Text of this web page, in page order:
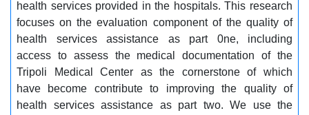
إنشاء قسم متخصص بالسجلات الطبية سواء كان تقليدي أو
باستخدام الحاسوب، و أغلب العاملين بالقسم تخصصاتهم
بعيدة عن الأرشفة الطبية، لهذا تم اقتراح استحداث
منظومة خاصة بالسجلات الطبية للتحسين من جودة الخدمات
الصحية المساعدة المقدمة و التقليل من شكاوي
المترددين على المستشفيات الليبية العامة.
health services provided in the hospitals. This research
focuses on the evaluation component of the quality of
health services assistance as part 0ne, including
access to assess the medical documentation of the
Tripoli Medical Center as the cornerstone of which
have become contribute to improving the quality of
health services assistance as part two. We use the